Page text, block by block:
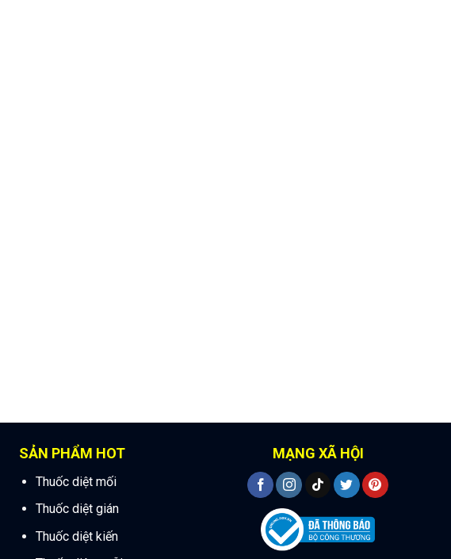
SẢN PHẨM HOT
Thuốc diệt mối
Thuốc diệt gián
Thuốc diệt kiến
MẠNG XÃ HỘI